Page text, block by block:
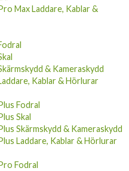
Max Laddare, Kablar &
& Kameraskydd
Kablar & Hörlurar
Fodral
Skal
Skärmskydd & Kameraskydd
Laddare, Kablar & Hörlurar
Fodral